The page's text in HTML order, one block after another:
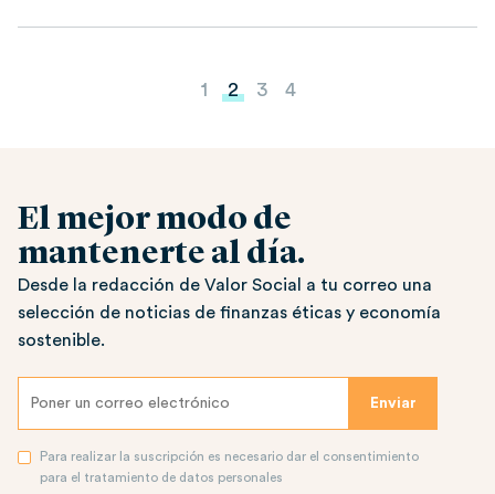
Paginación de entradas
1 2 3 4
El mejor modo de
mantenerte al día.
Desde la redacción de Valor Social a tu correo una
selección de noticias de finanzas éticas y economía
sostenible.
Para realizar la suscripción es necesario dar el consentimiento
para el tratamiento de datos personales